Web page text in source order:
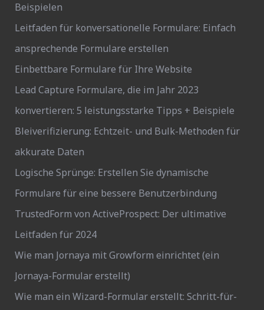
Beispielen
Leitfaden für konversationelle Formulare: Einfach
ansprechende Formulare erstellen
Einbettbare Formulare für Ihre Website
Lead Capture Formulare, die im Jahr 2023
konvertieren: 5 leistungsstarke Tipps + Beispiele
Bleiverifizierung: Echtzeit- und Bulk-Methoden für
akkurate Daten
Logische Sprünge: Erstellen Sie dynamische
Formulare für eine bessere Benutzerbindung
TrustedForm von ActiveProspect: Der ultimative
Leitfaden für 2024
Wie man Jornaya mit Growform einrichtet (ein
Jornaya-Formular erstellt)
Wie man ein Wizard-Formular erstellt: Schritt-für-